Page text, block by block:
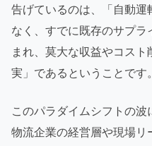
告げているのは、「自動運
なく、すでに既存のサプ
まれ、莫大な収益やコス
実」であるということです。
このパラダイムシフトの波
物流企業の経営層や現場